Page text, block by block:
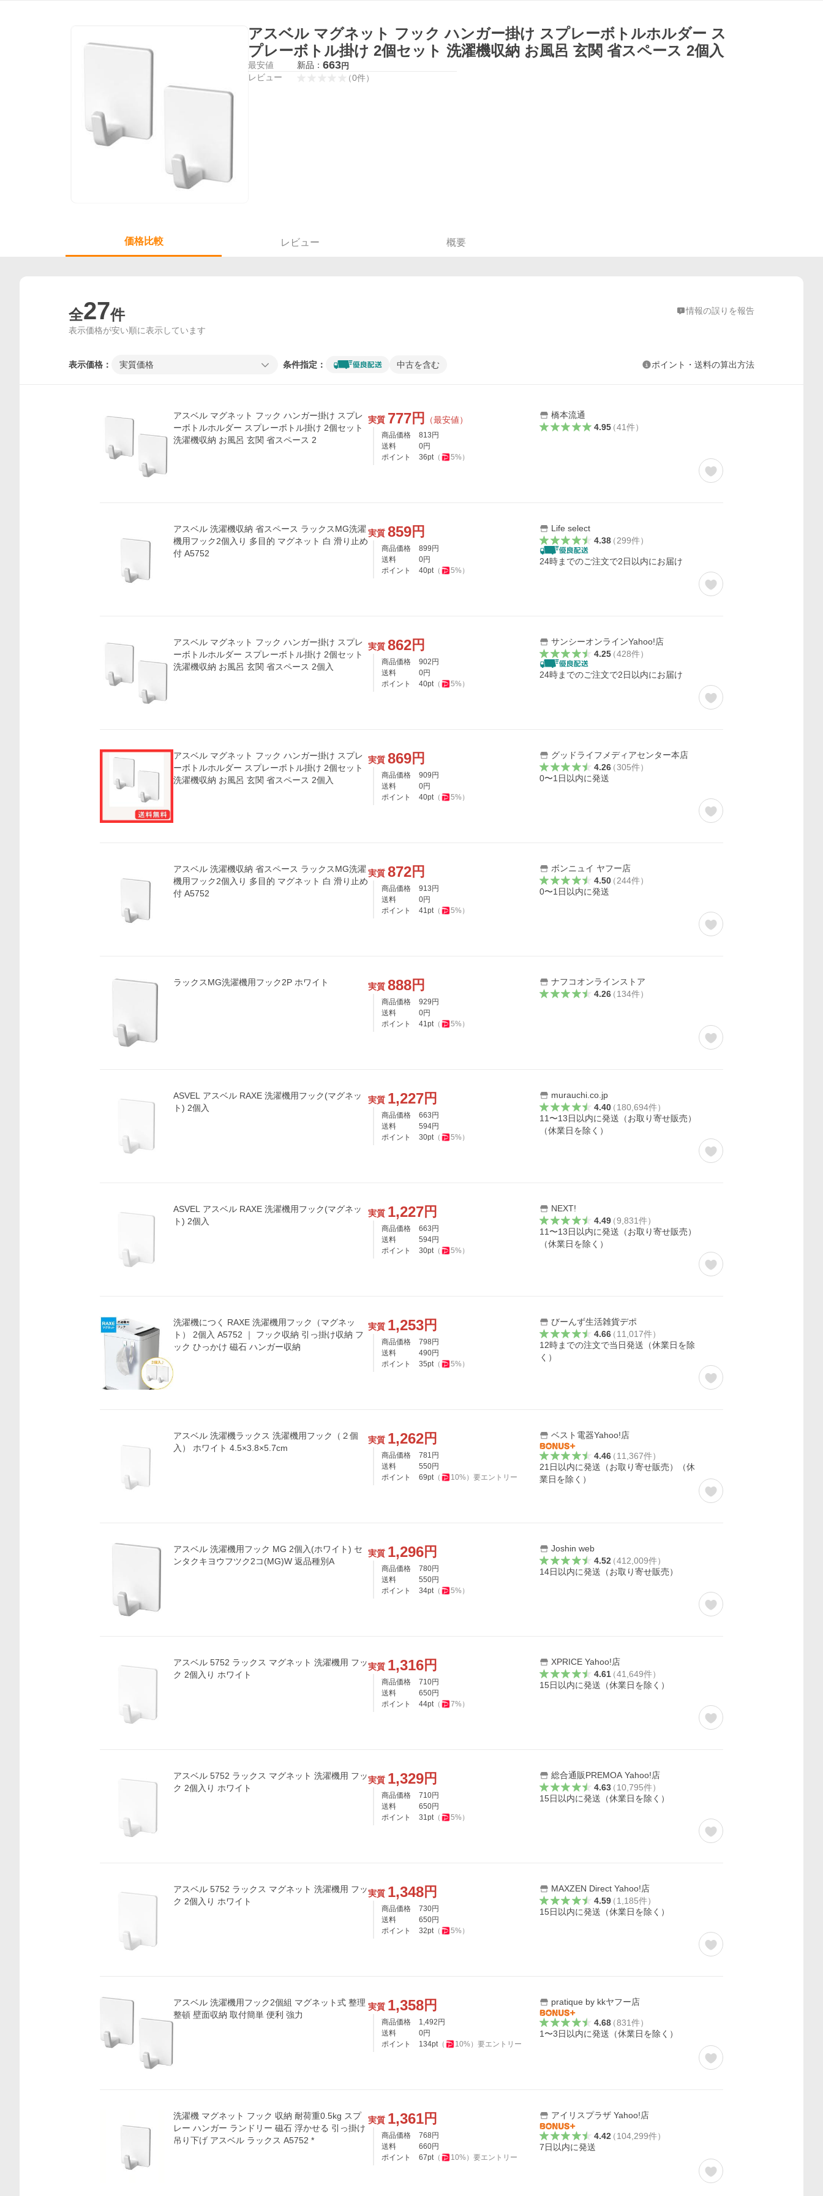
アスベル マグネット フック ハンガー掛け スプレーボトルホルダー ス
プレーボトル掛け 2個セット 洗濯機収納 お風呂 玄関 省スペース 2個入
最安値 新品： 663円
レビュー （0件）
価格比較 レビュー 概要
全27件 情報の誤りを報告
表示価格が安い順に表示しています
表示価格： 実質価格 条件指定： 中古を含む ポイント・送料の算出方法
アスベル マグネット フック ハンガー掛け スプレ
ーボトルホルダー スプレーボトル掛け 2個セット
洗濯機収納 お風呂 玄関 省スペース 2
実質 777円 （最安値）
商品価格 813 円
送料
0円
ポイント
36pt（ 5%）
橋本流通
4.95（41件）
アスベル 洗濯機収納 省スペース ラックスMG洗濯
機用フック2個入り 多目的 マグネット 白 滑り止め
付 A5752
実質 859円
商品価格 899 円
送料
0円
ポイント
40pt（ 5%）
Life select
4.38（299件）
24時までのご注文で2日以内にお届け
アスベル マグネット フック ハンガー掛け スプレ
ーボトルホルダー スプレーボトル掛け 2個セット
洗濯機収納 お風呂 玄関 省スペース 2個入
実質 862円
商品価格 902 円
送料
0円
ポイント
40pt（ 5%）
サンシーオンラインYahoo!店
4.25（428件）
24時までのご注文で2日以内にお届け
アスベル マグネット フック ハンガー掛け スプレ
ーボトルホルダー スプレーボトル掛け 2個セット
洗濯機収納 お風呂 玄関 省スペース 2個入
実質 869円
商品価格 909 円
送料
0円
ポイント
40pt（ 5%）
グッドライフメディアセンター本店
4.26（305件）
0〜1日以内に発送
アスベル 洗濯機収納 省スペース ラックスMG洗濯
機用フック2個入り 多目的 マグネット 白 滑り止め
付 A5752
実質 872円
商品価格 913 円
送料
0円
ポイント
41pt（ 5%）
ボンニュイ ヤフー店
4.50（244件）
0〜1日以内に発送
ラックスMG洗濯機用フック2P ホワイト 実質 888円
商品価格 929 円
送料
0円
ポイント
41pt（ 5%）
ナフコオンラインストア
4.26（134件）
ASVEL アスベル RAXE 洗濯機用フック(マグネッ
ト) 2個入
実質 1,227円
商品価格 663 円
送料
594円
ポイント
30pt（ 5%）
murauchi.co.jp
4.40（180,694件）
11〜13日以内に発送（お取り寄せ販売）
（休業日を除く）
ASVEL アスベル RAXE 洗濯機用フック(マグネッ
ト) 2個入
実質 1,227円
商品価格 663 円
送料
594円
ポイント
30pt（ 5%）
NEXT!
4.49（9,831件）
11〜13日以内に発送（お取り寄せ販売）
（休業日を除く）
洗濯機につく RAXE 洗濯機用フック（マグネッ
ト） 2個入 A5752 ｜ フック収納 引っ掛け収納 フ
ック ひっかけ 磁石 ハンガー収納
実質 1,253円
商品価格 798 円
送料
490円
ポイント
35pt（ 5%）
びーんず生活雑貨デポ
4.66（11,017件）
12時までの注文で当日発送（休業日を除
く）
アスベル 洗濯機ラックス 洗濯機用フック（２個
入） ホワイト 4.5×3.8×5.7cm
実質 1,262円
商品価格 781 円
送料
550円
ポイント
69pt（ 10%） 要エントリー
ベスト電器Yahoo!店
4.46（11,367件）
21日以内に発送（お取り寄せ販売）（休
業日を除く）
アスベル 洗濯機用フック MG 2個入(ホワイト) セ
ンタクキヨウフツク2コ(MG)W 返品種別A
実質 1,296円
商品価格 780円
送料
550円
ポイント
34pt（ 5%）
Joshin web
4.52（412,009件）
14日以内に発送（お取り寄せ販売）
アスベル 5752 ラックス マグネット 洗濯機用 フッ
ク 2個入り ホワイト
実質 1,316円
商品価格 710円
送料
650円
ポイント
44pt（ 7%）
XPRICE Yahoo!店
4.61（41,649件）
15日以内に発送（休業日を除く）
アスベル 5752 ラックス マグネット 洗濯機用 フッ
ク 2個入り ホワイト
実質 1,329円
商品価格 710円
送料
650円
ポイント
31pt（ 5%）
総合通販PREMOA Yahoo!店
4.63（10,795件）
15日以内に発送（休業日を除く）
アスベル 5752 ラックス マグネット 洗濯機用 フッ
ク 2個入り ホワイト
実質 1,348円
商品価格 730円
送料
650円
ポイント
32pt（ 5%）
MAXZEN Direct Yahoo!店
4.59（1,185件）
15日以内に発送（休業日を除く）
アスベル 洗濯機用フック2個組 マグネット式 整理
整頓 壁面収納 取付簡単 便利 強力
実質 1,358円
商品価格 1,492 円
送料
0円
ポイント
134pt（ 10%） 要エントリー
pratique by kkヤフー店
4.68（831件）
1〜3日以内に発送（休業日を除く）
洗濯機 マグネット フック 収納 耐荷重0.5kg スプ
レー ハンガー ランドリー 磁石 浮かせる 引っ掛け
吊り下げ アスベル ラックス A5752 *
実質 1,361円
商品価格 768 円
送料
660円
ポイント
67pt（ 10%） 要エントリー
アイリスプラザ Yahoo!店
4.42（104,299件）
7日以内に発送